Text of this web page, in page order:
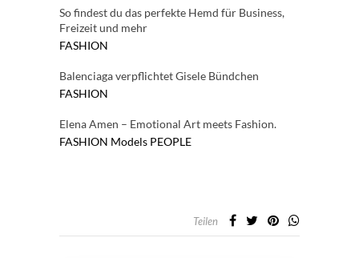
So findest du das perfekte Hemd für Business,
Freizeit und mehr
FASHION
Balenciaga verpflichtet Gisele Bündchen
FASHION
Elena Amen – Emotional Art meets Fashion.
FASHION Models PEOPLE
Teilen